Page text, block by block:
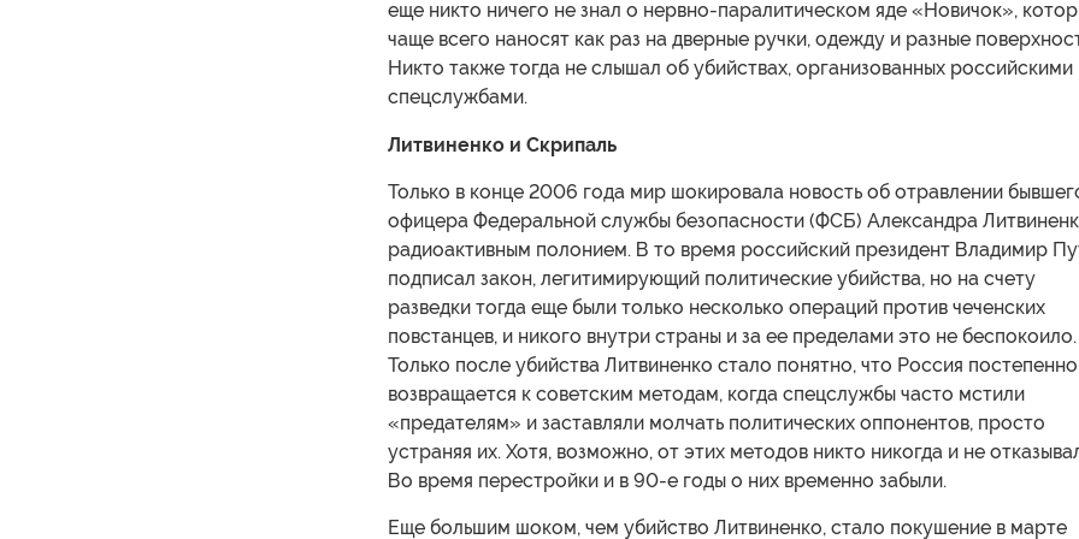
еще никто ничего не знал о нервно-паралитическом яде «Новичок»,
чаще всего наносят как раз на дверные ручки, одежду и разные
Никто также тогда не слышал об убийствах, организованных российскими
спецслужбами.
Литвиненко и Скрипаль
Только в конце 2006 года мир шокировала новость об отравлении
офицера Федеральной службы безопасности (ФСБ) Александра
радиоактивным полонием. В то время российский президент Владимир
подписал закон, легитимирующий политические убийства, но на счету
разведки тогда еще были только несколько операций против чеченских
повстанцев, и никого внутри страны и за ее пределами это не беспокоило.
Только после убийства Литвиненко стало понятно, что Россия постепенно
возвращается к советским методам, когда спецслужбы часто мстили
«предателям» и заставляли молчать политических оппонентов, просто
устраняя их. Хотя, возможно, от этих методов никто никогда и не
Во время перестройки и в 90-е годы о них временно забыли.
Еще большим шоком, чем убийство Литвиненко, стало покушение в марте